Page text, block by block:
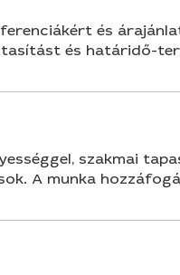
és
és határidő-
szakmai
A munka